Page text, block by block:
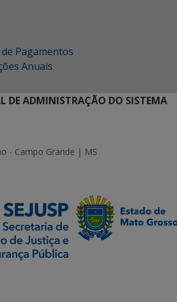
Pagamentos
Anuais
DE ADMINISTRAÇÃO DO SISTEMA
- Campo Grande | MS